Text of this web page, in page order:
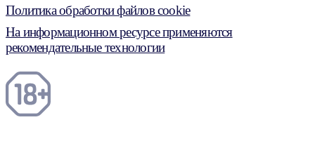
Политика обработки файлов cookie
На информационном ресурсе применяются
рекомендательные технологии